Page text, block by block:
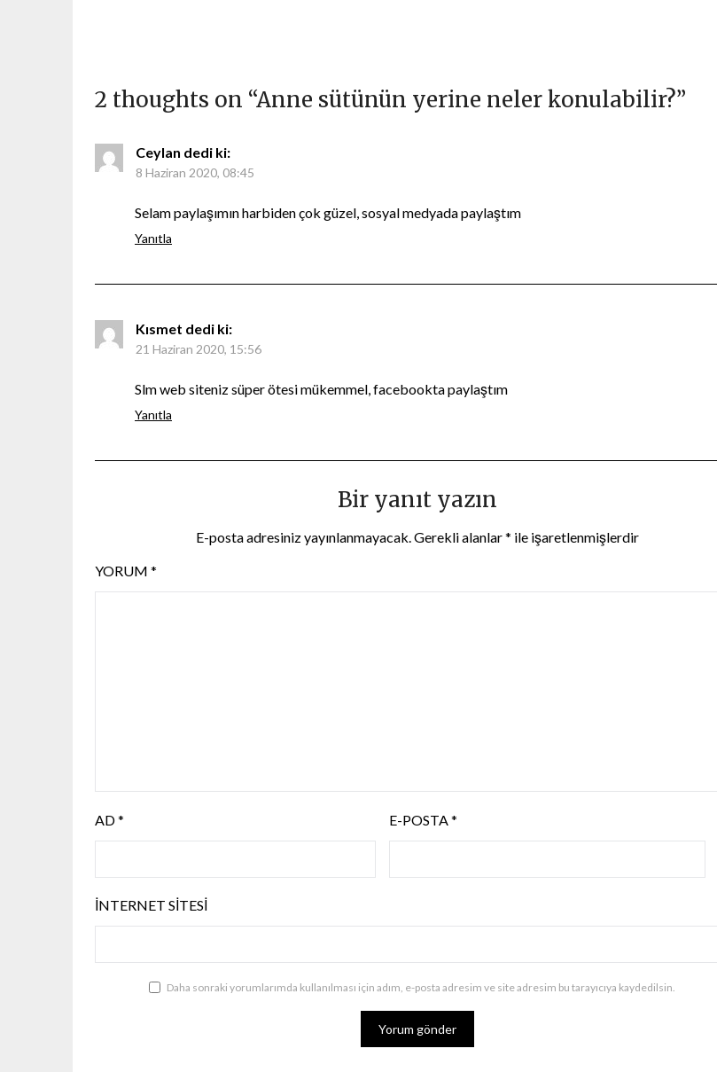
2 thoughts on “Anne sütünün yerine neler konulabilir?”
Ceylan dedi ki:
8 Haziran 2020, 08:45
Selam paylaşımın harbiden çok güzel, sosyal medyada paylaştım
Yanıtla
Kısmet dedi ki:
21 Haziran 2020, 15:56
Slm web siteniz süper ötesi mükemmel, facebookta paylaştım
Yanıtla
Bir yanıt yazın
E-posta adresiniz yayınlanmayacak.Gerekli alanlar* ile işaretlenmişlerdir
YORUM *
AD* E-POSTA*
İNTERNET SITESI
Daha sonraki yorumlarımda kullanılması için adım, e-posta adresim ve site adresim bu tarayıcıya kaydedilsin.